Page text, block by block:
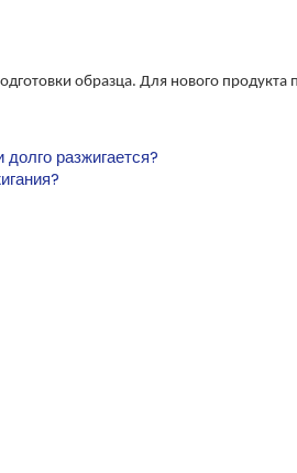
образца. Для нового продукта
разжигается?